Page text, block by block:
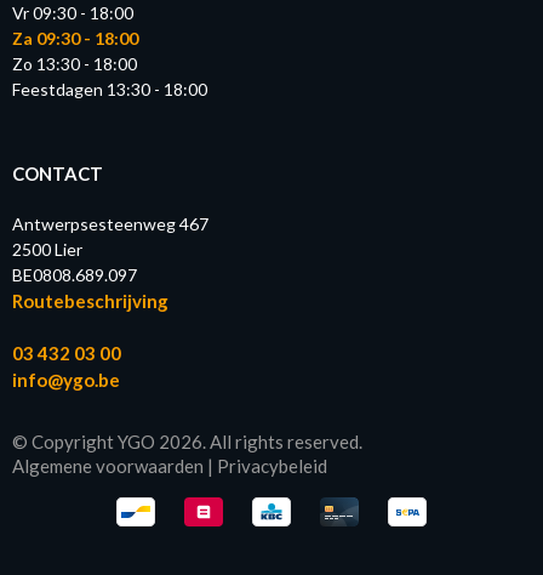
Vr 09:30 - 18:00
Za 09:30 - 18:00
Zo 13:30 - 18:00
Feestdagen 13:30 - 18:00
CONTACT
Antwerpsesteenweg 467
2500 Lier
BE0808.689.097
Routebeschrijving
03 432 03 00
info@ygo.be
© Copyright YGO 2026. All rights reserved.
Algemene voorwaarden | Privacybeleid